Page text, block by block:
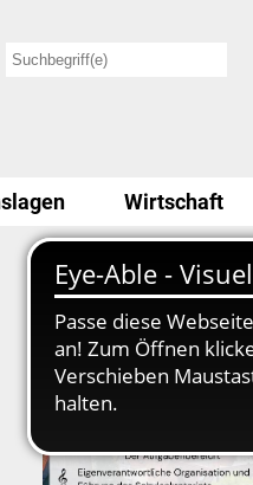
Wirtschaft
Stellenausschreibung